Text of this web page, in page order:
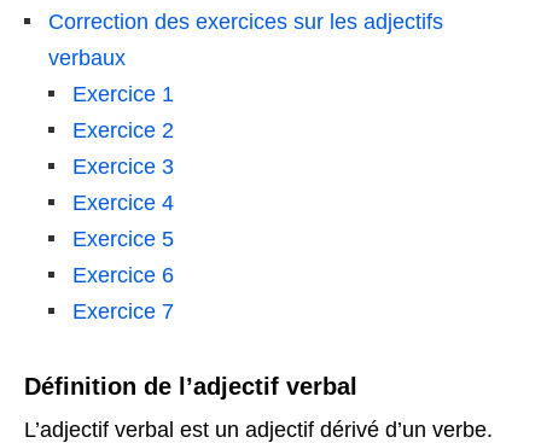
Correction des exercices sur les adjectifs
verbaux
Exercice 1
Exercice 2
Exercice 3
Exercice 4
Exercice 5
Exercice 6
Exercice 7
Définition de l’adjectif verbal
L’adjectif verbal est un adjectif dérivé d’un verbe.